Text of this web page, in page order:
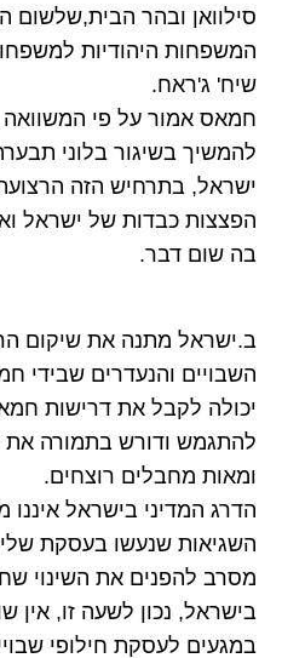
סילוואן ובהר הבית,שלשום
המשפחות היהודיות
שיח' ג'ראח.
חמאס אמור על פי
להמשיך בשיגור בלוני
ישראל, בתרחיש הזה
הפצצות כבדות של ישראל
בה שום דבר.
השבויים והנעדרים שבידי
יכולה לקבל את דרישות
להתגמש ודורש בתמורה את
ומאות מחבלים רוצחים.
הדרג המדיני בישראל איננו
מסרב להפנים את השינוי
בישראל, נכון לשעה זו, אין
במגעים לעסקת חילופי